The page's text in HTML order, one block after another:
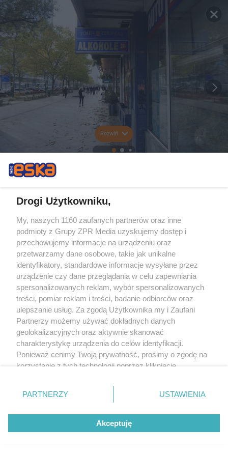
Rozwiń
Drogi Użytkowniku,
My, naszych 1160 zaufanych partnerów oraz inne
podmioty z Grupy ZPR Media uzyskujemy dostęp i
przechowujemy informacje na urządzeniu oraz
przetwarzamy dane osobowe, takie jak unikalne
identyfikatory, standardowe informacje wysyłane przez
urządzenie czy dane przeglądania w celu zapewniania
spersonalizowanych reklam, wybór spersonalizowanych
treści, pomiar reklam i treści, badanie odbiorców oraz
ulepszanie usług. Za zgodą Użytkownika my i Zaufani
Partnerzy możemy używać dokładnych danych
geolokalizacyjnych oraz aktywnie skanować
charakterystykę urządzenia do celów identyfikacji.
Ponieważ cenimy Twoją prywatność, prosimy o zgodę na
korzystanie z tych technologii poprzez kliknięcie
zmienić/wycofać klikając przycisk ustawień prywatności
znajdujący się w lewym dolnym rogu strony
rodzaje przetwarzania danych nie wymagają zgody
użytkownika, ale masz prawo sprzeciwić się takiemu
przetwarzaniu. Preferencje będą miały zastosowanie tylko
PARTNERZY USTAWIENIA
Akceptuję